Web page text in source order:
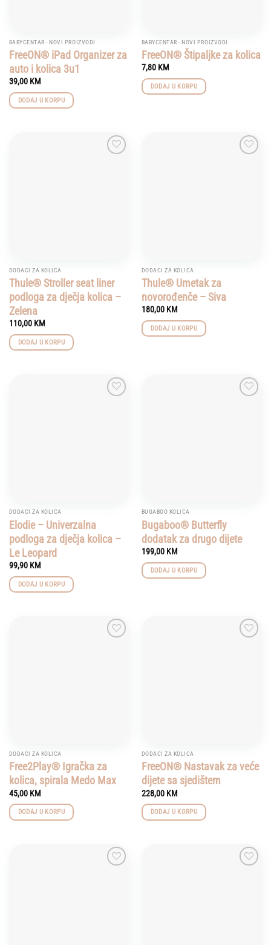
BABYCENTAR - NOVI PROIZVODI
FreeON® iPad Organizer za
auto i kolica 3u1
39,00 KM
DODAJ U KORPU
BABYCENTAR - NOVI PROIZVODI
FreeON® Štipaljke za kolica
7,80 KM
DODAJ U KORPU
DODACI ZA KOLICA
Thule® Stroller seat liner
podloga za dječja kolica –
Zelena
110,00 KM
DODAJ U KORPU
DODACI ZA KOLICA
Thule® Umetak za
novorođenče – Siva
180,00 KM
DODAJ U KORPU
DODACI ZA KOLICA
Elodie – Univerzalna
podloga za dječja kolica –
Le Leopard
99,90 KM
DODAJ U KORPU
BUGABOO KOLICA
Bugaboo® Butterfly
dodatak za drugo dijete
199,00 KM
DODAJ U KORPU
DODACI ZA KOLICA
Free2Play® Igračka za
kolica, spirala Medo Max
45,00 KM
DODAJ U KORPU
DODACI ZA KOLICA
FreeON® Nastavak za veće
dijete sa sjedištem
228,00 KM
DODAJ U KORPU